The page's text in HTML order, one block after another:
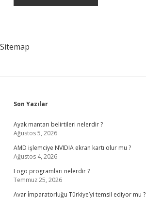
Sitemap
Sidebar
Son Yazılar
Ayak mantarı belirtileri nelerdir ?
Ağustos 5, 2026
AMD işlemciye NVIDIA ekran kartı olur mu ?
Ağustos 4, 2026
Logo programları nelerdir ?
Temmuz 25, 2026
Avar İmparatorluğu Türkiye’yi temsil ediyor mu ?